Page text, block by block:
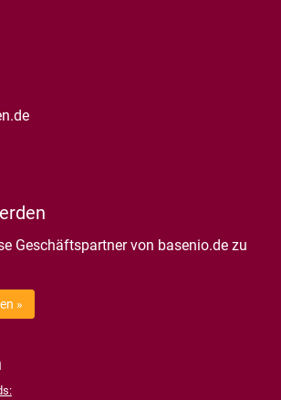
öffnet in neuem Fenster
in neuem Fenster
in neuem Fenster
öffnet in neuem Fenster
in neuem Fenster
Geschäftspartner von basenio.de zu
»